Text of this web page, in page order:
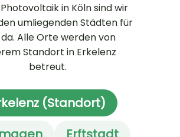
in Köln sind wir
umliegenden Städten für
Alle Orte werden von
Standort in Erkelenz
betreut.
(Standort)